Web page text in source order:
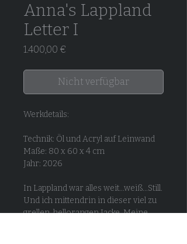
Anna's Lappland
Letter I
1.400,00 €
Nicht verfügbar
Werkdetails:
Technik: Öl und Acryl auf Leinwand
Maße: 80 x 60 x 4 cm
Jahr: 2026
In Lappland war alles weit...weiß...Still.
Und ich mittendrin in dieser viel zu
grellen, hellorangen Jacke. Meine